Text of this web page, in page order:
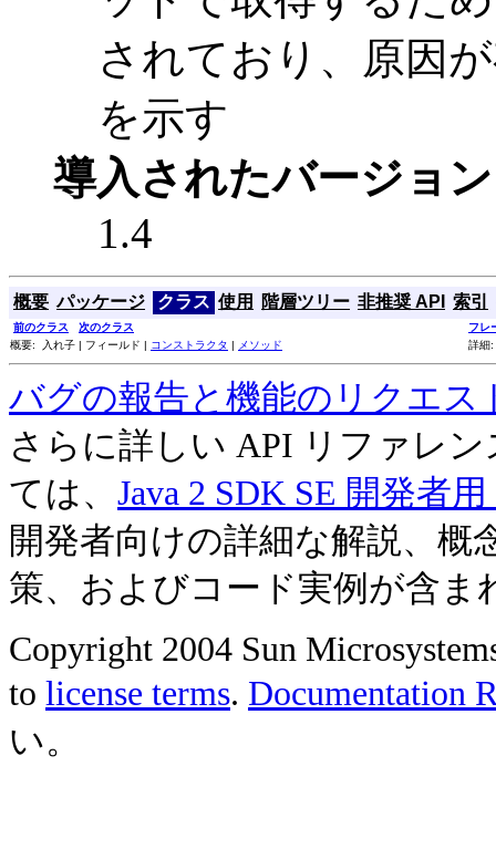
されており、原因
を示す
導入されたバージョ
1.4
概要 パッケージ クラス 使用 階層ツリー 非推奨 API 索引
前のクラス 次のクラス
フレ
概要: 入れ子 | フィールド | コンストラクタ | メソッド 詳細
バグの報告と機能のリクエス
さらに詳しい API リファレ
ては、 Java 2 SDK SE 開発者
開発者向けの詳細な解説、概
策、およびコード実例が含ま
Copyright 2004 Sun
to license terms. Documentation
い。